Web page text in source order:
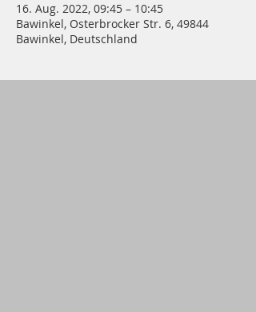
16. Aug. 2022, 09:45 – 10:45
Bawinkel, Osterbrocker Str. 6, 49844
Bawinkel, Deutschland